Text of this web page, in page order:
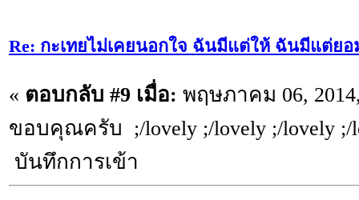
Re: กะเทยไม่เคยนอกใจ ฉันมีแต่ให้ ฉันมีแต่ยอ
« ตอบกลับ #9 เมื่อ: พฤษภาคม 06,
ขอบคุณครับ ;/lovely ;/lovely ;/lovely ;/
บันทึกการเข้า